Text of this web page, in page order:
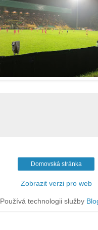
Domovská stránka
Zobrazit verzi pro web
Používá technologii služby